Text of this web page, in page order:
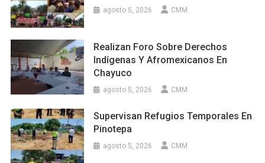
agosto 5, 2026 CMM
Realizan Foro Sobre Derechos
Indígenas Y Afromexicanos En
Chayuco
agosto 5, 2026 CMM
Supervisan Refugios Temporales En
Pinotepa
agosto 5, 2026 CMM